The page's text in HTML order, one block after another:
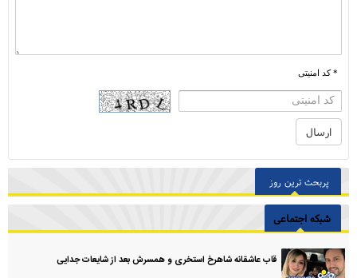
* کد امنیتی
پربحث ترین روز
شبکه اجتماعی
قاب عاشقانه شاهرخ استخری و همسرش بعد از شایعات جدایی